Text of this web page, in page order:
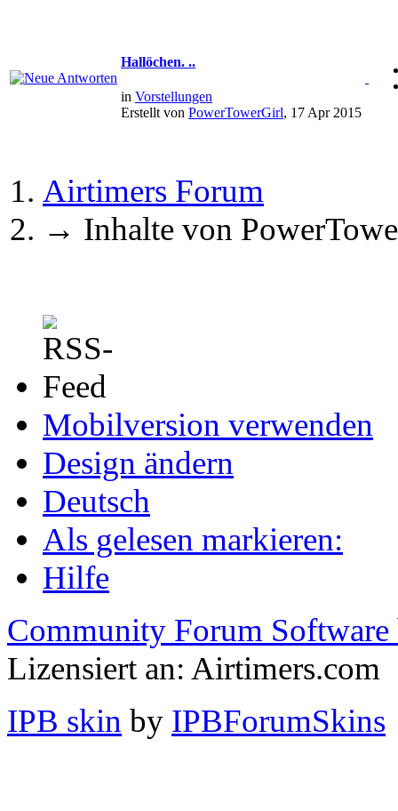
Hallöchen. ..
in Vorstellungen
Erstellt von PowerTowerGirl, 17 Apr 2015
Airtimers Forum
→ Inhalte von
Mobilversion verwenden
Design ändern
Deutsch
Als gelesen markieren:
Hilfe
Community Forum Software
Lizensiert an: Airtimers.com
IPB skin by IPBForumSkins